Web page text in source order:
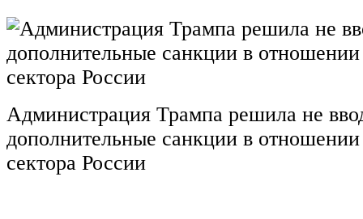
Администрация Трампа решила не
дополнительные санкции в
сектора России